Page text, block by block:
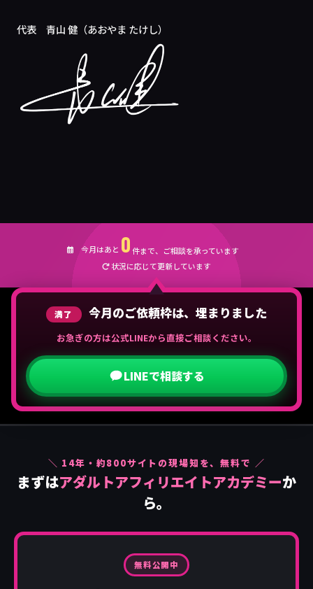
代表 青山 健（あおやま たけし）
今月はあと 0件まで、ご相談を承っています
状況に応じて更新しています
満了 今月のご依頼枠は、埋まりました
お急ぎの方は公式LINEから直接ご相談ください。
LINEで相談する
＼ 14年・約800サイトの現場知を、無料で ／
まずはアダルトアフィリエイトアカデミーか
ら。
無料公開中